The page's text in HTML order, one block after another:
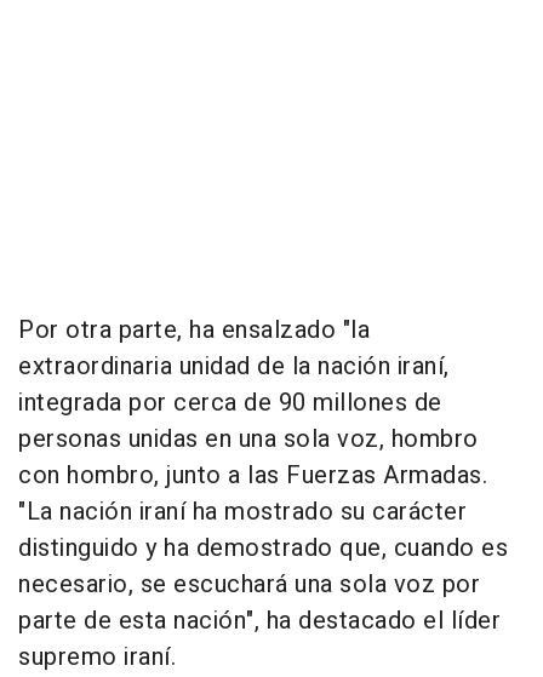
Por otra parte, ha ensalzado "la
extraordinaria unidad de la nación iraní,
integrada por cerca de 90 millones de
personas unidas en una sola voz, hombro
con hombro, junto a las Fuerzas Armadas.
"La nación iraní ha mostrado su carácter
distinguido y ha demostrado que, cuando es
necesario, se escuchará una sola voz por
parte de esta nación", ha destacado el líder
supremo iraní.